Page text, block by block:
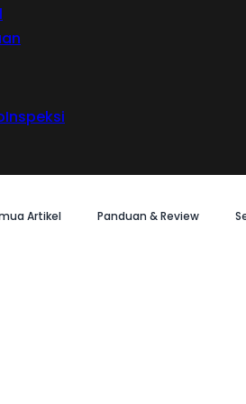
Artikel Panduan & Review